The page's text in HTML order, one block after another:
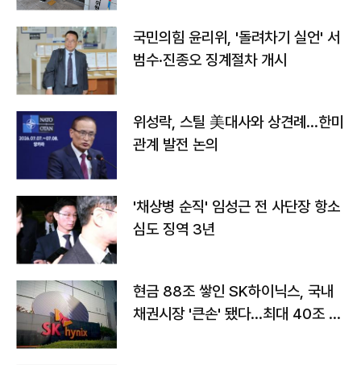
국민의힘 윤리위, '돌려차기 실언' 서
범수·진종오 징계절차 개시
위성락, 스틸 美대사와 상견례…한미
관계 발전 논의
'채상병 순직' 임성근 전 사단장 항소
심도 징역 3년
현금 88조 쌓인 SK하이닉스, 국내
채권시장 '큰손' 됐다…최대 40조 투